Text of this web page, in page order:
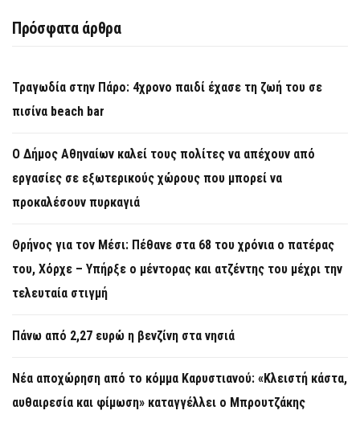
Πρόσφατα άρθρα
Τραγωδία στην Πάρο: 4χρονο παιδί έχασε τη ζωή του σε
πισίνα beach bar
Ο Δήμος Αθηναίων καλεί τους πολίτες να απέχουν από
εργασίες σε εξωτερικούς χώρους που μπορεί να
προκαλέσουν πυρκαγιά
Θρήνος για τον Μέσι: Πέθανε στα 68 του χρόνια ο πατέρας
του, Χόρχε – Υπήρξε ο μέντορας και ατζέντης του μέχρι την
τελευταία στιγμή
Πάνω από 2,27 ευρώ η βενζίνη στα νησιά
Νέα αποχώρηση από το κόμμα Καρυστιανού: «Κλειστή κάστα,
αυθαιρεσία και φίμωση» καταγγέλλει ο Μπρουτζάκης